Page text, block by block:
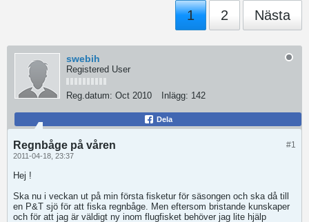
1 2 Nästa
swebih
Registered User
Reg.datum: Oct 2010 Inlägg: 142
Dela
#1
Regnbåge på våren
2011-04-18, 23:37
Hej !
Ska nu i veckan ut på min första fisketur för säsongen och ska då till
en P&T sjö för att fiska regnbåge. Men eftersom bristande kunskaper
och för att jag är väldigt ny inom flugfisket behöver jag lite hjälp